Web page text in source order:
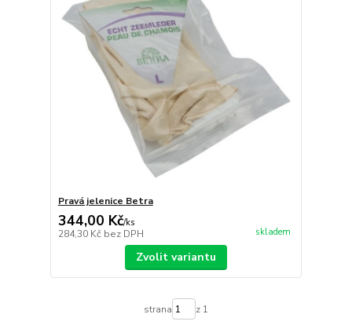
Pravá jelenice Betra
344,00 Kč/ks
284,30 Kč bez DPH skladem
Zvolit variantu
strana z 1